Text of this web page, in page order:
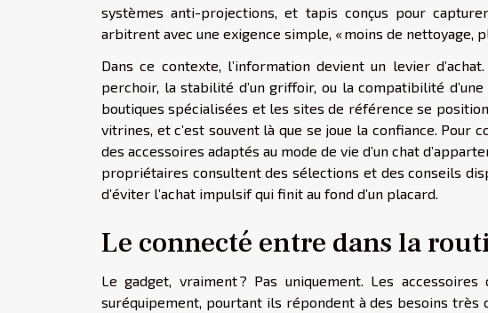
systèmes anti-projections, et tapis conçus pour
arbitrent avec une exigence simple, « moins de nettoyage,
Dans ce contexte, l’information devient un levier
perchoir, la stabilité d’un griffoir, ou la compatibilité
boutiques spécialisées et les sites de référence se
vitrines, et c’est souvent là que se joue la confiance.
des accessoires adaptés au mode de vie d’un chat
propriétaires consultent des sélections et des conseils
d’éviter l’achat impulsif qui finit au fond d’un placard.
Le connecté entre dans la
Le gadget, vraiment ? Pas uniquement. Les
suréquipement, pourtant ils répondent à des besoins